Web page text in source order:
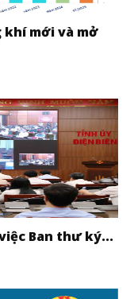
khí mới và mở
Ban thư ký...